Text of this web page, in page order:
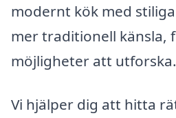
modernt kök med
mer traditionell känsla,
möjligheter att utforska.
Vi hjälper dig att hitta